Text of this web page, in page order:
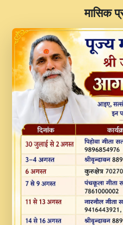
JINU SATGURU AAP
Pawan ji 20-11-19
PRABHU KUTEER
Kina Sohna Tera
Vaishno Devi Aarti Mata
Lakhwinder Wadali
MERE MANN VICH
NEW PUNAJBI
FULL VIDEO HD.mp3
Na To Roop Hai
Divine Bhajan by Shri
#BhaktiPath.mp3
Radha Rani Ki Kirpa
Song By Chitra
​मासिक